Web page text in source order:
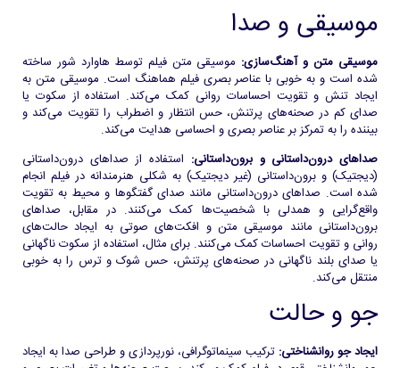
موسیقی و صدا
موسیقی متن و آهنگ‌سازی: موسیقی متن فیلم توسط هاوارد شور ساخته
شده است و به خوبی با عناصر بصری فیلم هماهنگ است. موسیقی متن به
ایجاد تنش و تقویت احساسات روانی کمک می‌کند. استفاده از سکوت یا
صدای کم در صحنه‌های پرتنش، حس انتظار و اضطراب را تقویت می‌کند و
بیننده را به تمرکز بر عناصر بصری و احساسی هدایت می‌کند.
صداهای درون‌داستانی و برون‌داستانی: استفاده از صداهای درون‌داستانی
(دیجتیک) و برون‌داستانی (غیر دیجتیک) به شکلی هنرمندانه در فیلم انجام
شده است. صداهای درون‌داستانی مانند صدای گفتگوها و محیط به تقویت
واقع‌گرایی و همدلی با شخصیت‌ها کمک می‌کنند. در مقابل، صداهای
برون‌داستانی مانند موسیقی متن و افکت‌های صوتی به ایجاد حالت‌های
روانی و تقویت احساسات کمک می‌کنند. برای مثال، استفاده از سکوت ناگهانی
یا صدای بلند ناگهانی در صحنه‌های پرتنش، حس شوک و ترس را به خوبی
منتقل می‌کند.
جو و حالت
ایجاد جو روانشناختی: ترکیب سینماتوگرافی، نورپردازی و طراحی صدا به ایجاد